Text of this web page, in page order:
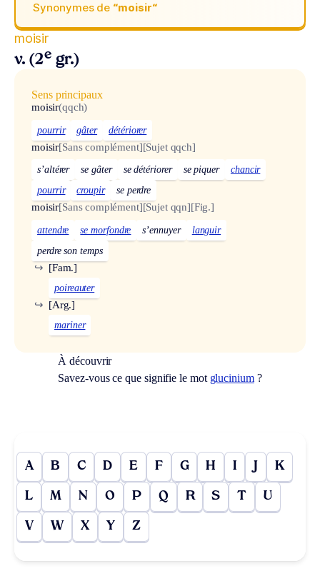
Synonymes de “moisir“
moisir
v. (2e gr.)
Sens principaux
moisir(qqch)
pourrir gâter détériorer
moisir[Sans complément][Sujet qqch]
s’altérer se gâter se détériorer se piquer
chancir
pourrir
croupir se perdre
moisir[Sans complément][Sujet qqn][Fig.]
attendre se morfondre s’ennuyer
languir
perdre son temps
[Fam.]
↪
poireauter
[Arg.]
↪
mariner
À découvrir
Savez-vous ce que signifie le mot glucinium?
A B C D E F G H I J K
L M N O P Q R S T U
V W X Y Z